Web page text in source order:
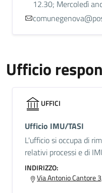
12.30; Mercoledì
Ufficio
UFFICI
Ufficio IMU/TASI
L'ufficio si occupa di
relativi processi e di
INDIRIZZO:
Via Antonio Cantore